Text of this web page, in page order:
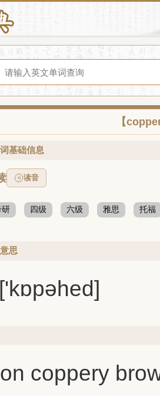
【
基础信息
读音
研 四级 六级 雅思 托福
思
coppery